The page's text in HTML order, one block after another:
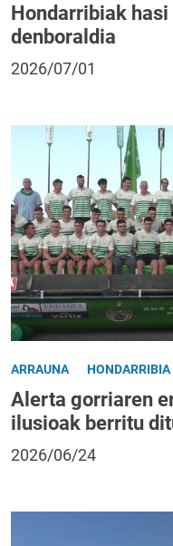
Hondarribiak
denboraldia
2026/07/01
ARRAUNA HONDARRIBIA
Alerta gorriaren
ilusioak berritu
2026/06/24